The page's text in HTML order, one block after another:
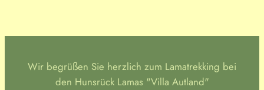
Wir begrüßen Sie herzlich zum Lamatrekking bei
den Hunsrück Lamas "Villa Autland"